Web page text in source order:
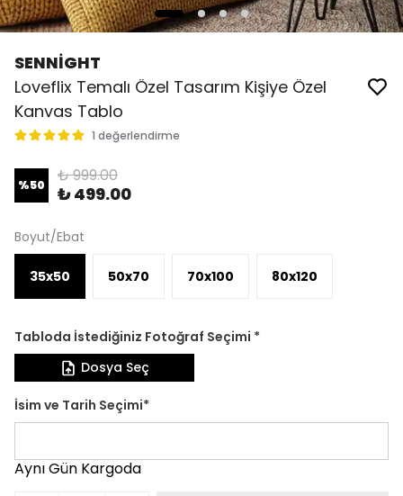
SENNİGHT
Loveflix Temalı Özel Tasarım Kişiye Özel
Kanvas Tablo
1 değerlendirme
%50 ₺ 999.00
₺ 499.00
Boyut/Ebat
35x50 50x70 70x100 80x120
Tabloda İstediğiniz Fotoğraf Seçimi *
Dosya Seç
İsim ve Tarih Seçimi*
Aynı Gün Kargoda